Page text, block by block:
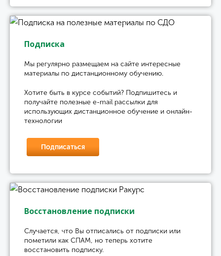
Подписка
Мы регулярно размещаем на сайте интересные
материалы по дистанционному обучению.
Хотите быть в курсе событий? Подпишитесь и
получайте полезные e-mail рассылки для
использующих дистанционное обучение и онлайн-
технологии
Подписаться
Восстановление подписки
Случается, что Вы отписались от подписки или
пометили как СПАМ, но теперь хотите
восстановить подписку.